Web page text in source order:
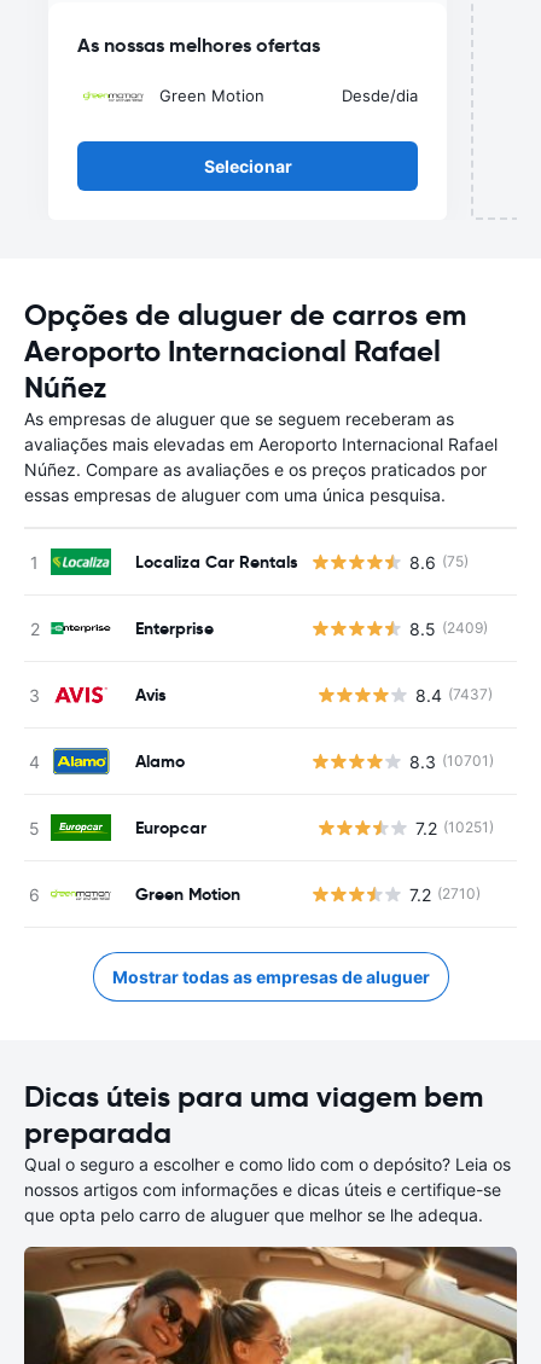
As nossas melhores ofertas
Green Motion Desde/dia
Selecionar
Opções de aluguer de carros em
Aeroporto Internacional Rafael
Núñez
As empresas de aluguer que se seguem receberam as
avaliações mais elevadas em Aeroporto Internacional Rafael
Núñez. Compare as avaliações e os preços praticados por
essas empresas de aluguer com uma única pesquisa.
Localiza Car Rentals 8.6 (75)
Enterprise 8.5 (2409)
Avis 8.4 (7437)
Alamo 8.3 (10701)
Europcar 7.2 (10251)
Green Motion 7.2 (2710)
Mostrar todas as empresas de aluguer
Dicas úteis para uma viagem bem
preparada
Qual o seguro a escolher e como lido com o depósito? Leia os
nossos artigos com informações e dicas úteis e certifique-se
que opta pelo carro de aluguer que melhor se lhe adequa.